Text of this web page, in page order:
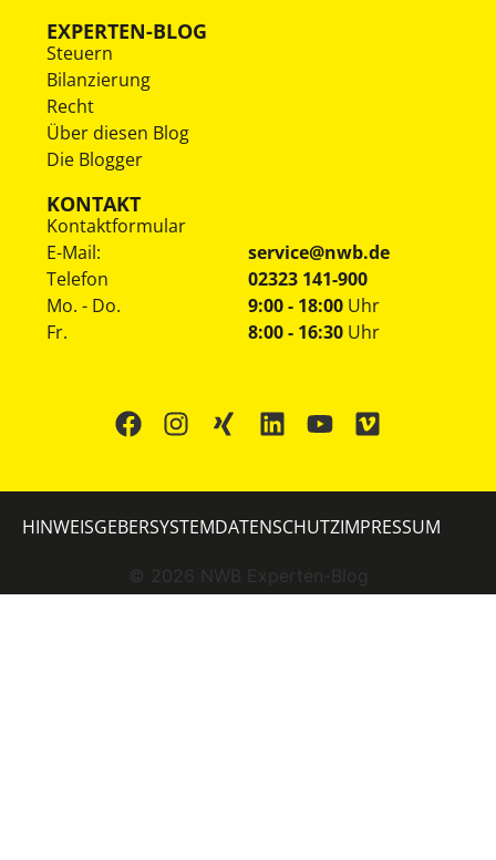
EXPERTEN-BLOG
Steuern
Bilanzierung
Recht
Über diesen Blog
Die Blogger
KONTAKT
Kontaktformular
E-Mail:
service@nwb.de
Telefon
02323 141-900
Mo. - Do.
Fr.
9:00 - 18:00 Uhr
8:00 - 16:30 Uhr
© 2026 NWB Experten-Blog
HINWEISGEBERSYSTEMDATENSCHUTZIMPRESSUM